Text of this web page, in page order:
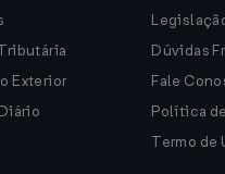
Exterior
Dúvidas
Fale
Política
Termo de